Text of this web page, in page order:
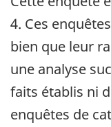
4. Ces
bien que leur
une analyse
faits établis ni
enquêtes de